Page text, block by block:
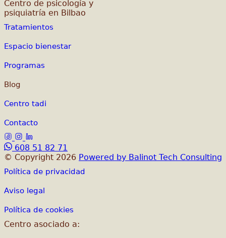
Centro de psicología y
psiquiatría en Bilbao
Tratamientos
Espacio bienestar
Programas
Blog
Centro tadi
Contacto
608 51 82 71
© Copyright 2026 Powered by Balinot Tech Consulting
Política de privacidad
Aviso legal
Política de cookies
Centro asociado a: